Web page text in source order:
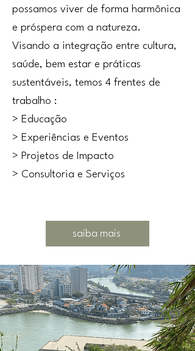
possamos viver de forma harmônica
e próspera com a natureza.
Visando a integração entre cultura,
saúde, bem estar e práticas
sustentáveis, temos 4 frentes de
trabalho :
> Educação
> Experiências e Eventos
> Projetos de Impacto
> Consultoria e Serviços
saiba mais